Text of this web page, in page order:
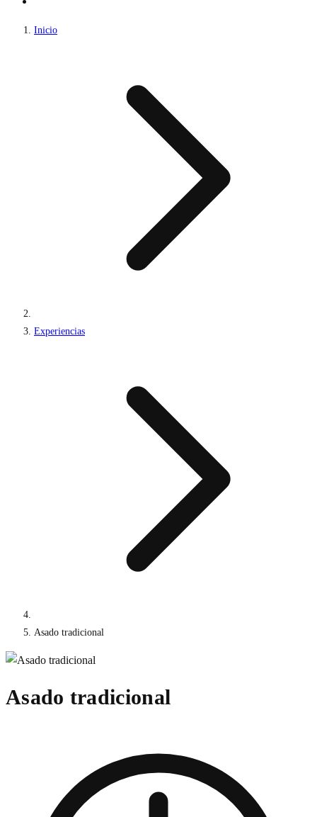
Inicio
Experiencias
Asado tradicional
Asado tradicional